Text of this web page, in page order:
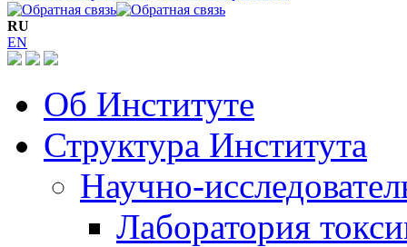
RU
EN
Об Институте
Структура Института
Научно-
Лаборатория